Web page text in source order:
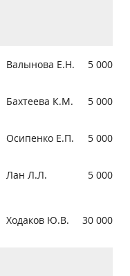
Валынова Е.Н. 5 000
Бахтеева К.М. 5 000
Осипенко Е.П. 5 000
Лан Л.Л. 5 000
Ходаков Ю.В. 30 000